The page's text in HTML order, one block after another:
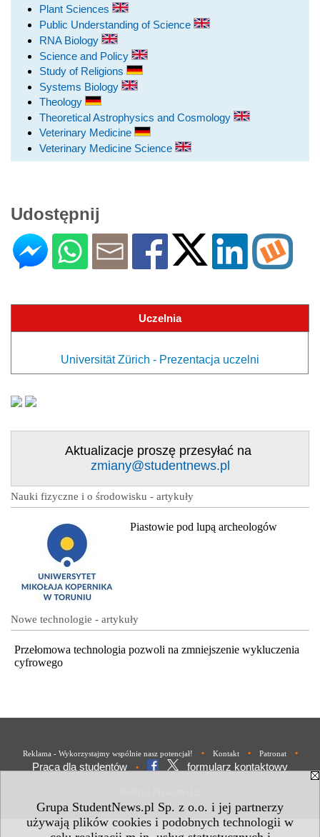
Grupa StudentNews.pl Sp. z o.o. i jej partnerzy
używają plików cookies i podobnych technologii w
Plant Sciences
Public Understanding of Science
RNA Biology
Science and Policy
Study of Religions
Systems Biology
Theology
Theoretical Astrophysics and Cosmology
Veterinary Medicine
Veterinary Medicine Science
Udostępnij
Uczelnia
Universität Zürich - Prezentacja uczelni
Aktualizacje proszę przesyłać na
zmiany@studentnews.pl
Nauki fizyczne i o środowisku - artykuły
Piastowie pod lupą archeologów
Nowe technologie - artykuły
Przełomowa technologia pozwoli na zmniejszenie wykluczenia
cyfrowego
Reklama - Wykorzystajmy wspólnie nasz potencjał! • Kontakt • Patronat •
Praca dla studentów • formularz kontaktowy